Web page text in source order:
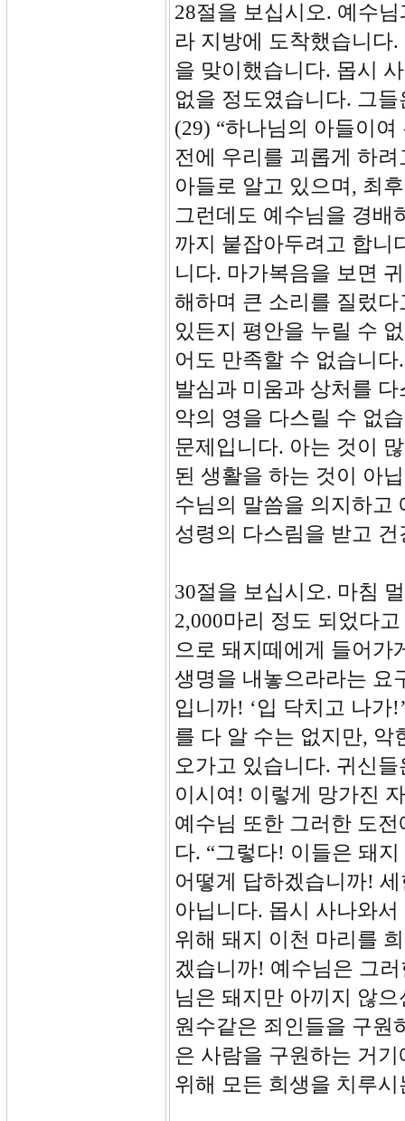
28절을 보십시오. 예수
라 지방에 도착했습니다
을 맞이했습니다. 몹시
없을 정도였습니다. 그
(29) “하나님의 아들이
전에 우리를 괴롭게 하
아들로 알고 있으며, 최
그런데도 예수님을 경배
까지 붙잡아두려고 합니
니다. 마가복음을 보면
해하며 큰 소리를 질렀
있든지 평안을 누릴 수
어도 만족할 수 없습니
발심과 미움과 상처를
악의 영을 다스릴 수 없
문제입니다. 아는 것이
된 생활을 하는 것이 아
수님의 말씀을 의지하고
성령의 다스림을 받고
30절을 보십시오. 마침
2,000마리 정도 되었다
으로 돼지떼에게 들어가
생명을 내놓으라라는 요
입니까! ‘입 닥치고 나가
를 다 알 수는 없지만, 악
오가고 있습니다. 귀신
이시여! 이렇게 망가진
예수님 또한 그러한 도
다. “그렇다! 이들은 돼
어떻게 답하겠습니까!
아닙니다. 몹시 사나와
위해 돼지 이천 마리를
겠습니까! 예수님은 그
님은 돼지만 아끼지 않
원수같은 죄인들을 구원
은 사람을 구원하는 거
위해 모든 희생을 치루